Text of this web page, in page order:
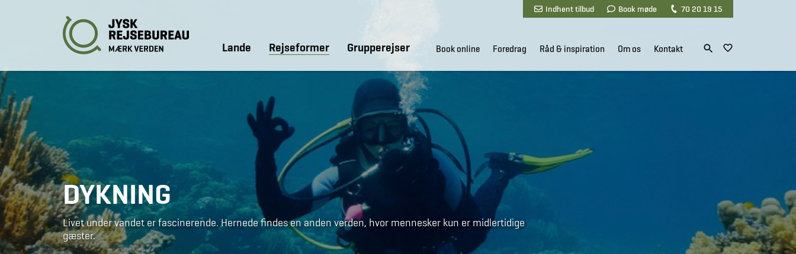
Indhent tilbud Book møde 70 20 19 15
Lande Rejseformer Grupperejser Book online Foredrag Råd & inspiration Om os Kontakt
DYKNING
Livet under vandet er fascinerende. Hernede findes en anden verden, hvor mennesker kun er midlertidige
gæster.